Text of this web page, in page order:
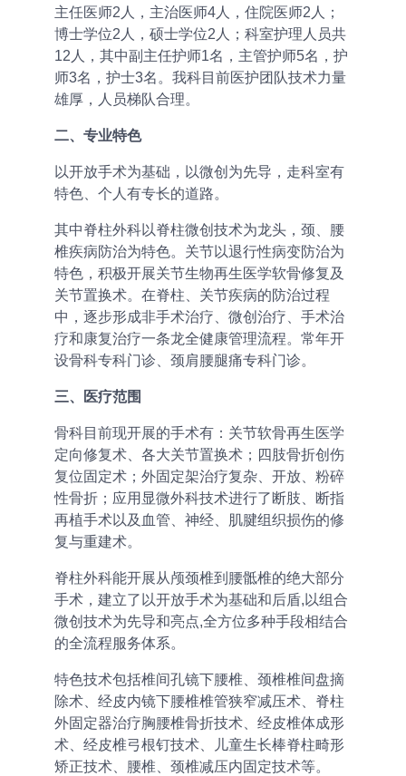
主任医师2人，主治医师4人，住院医师2人；
博士学位2人，硕士学位2人；科室护理人员共
12人，其中副主任护师1名，主管护师5名，护
师3名，护士3名。我科目前医护团队技术力量
雄厚，人员梯队合理。
二、专业特色
以开放手术为基础，以微创为先导，走科室有
特色、个人有专长的道路。
其中脊柱外科以脊柱微创技术为龙头，颈、腰
椎疾病防治为特色。关节以退行性病变防治为
特色，积极开展关节生物再生医学软骨修复及
关节置换术。在脊柱、关节疾病的防治过程
中，逐步形成非手术治疗、微创治疗、手术治
疗和康复治疗一条龙全健康管理流程。常年开
设骨科专科门诊、颈肩腰腿痛专科门诊。
三、医疗范围
骨科目前现开展的手术有：关节软骨再生医学
定向修复术、各大关节置换术；四肢骨折创伤
复位固定术；外固定架治疗复杂、开放、粉碎
性骨折；应用显微外科技术进行了断肢、断指
再植手术以及血管、神经、肌腱组织损伤的修
复与重建术。
脊柱外科能开展从颅颈椎到腰骶椎的绝大部分
手术，建立了以开放手术为基础和后盾,以组合
微创技术为先导和亮点,全方位多种手段相结合
的全流程服务体系。
特色技术包括椎间孔镜下腰椎、颈椎椎间盘摘
除术、经皮内镜下腰椎椎管狭窄减压术、脊柱
外固定器治疗胸腰椎骨折技术、经皮椎体成形
术、经皮椎弓根钉技术、儿童生长棒脊柱畸形
矫正技术、腰椎、颈椎减压内固定技术等。